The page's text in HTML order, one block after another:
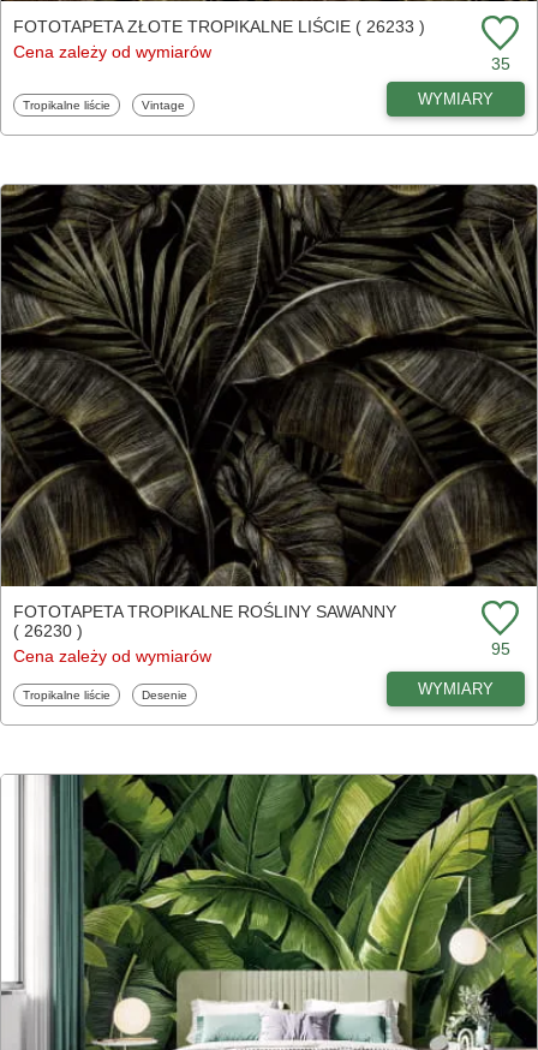
FOTOTAPETA ZŁOTE TROPIKALNE LIŚCIE ( 26233 )
Cena zależy od wymiarów
35
Fototapety
Tropikalne liście Fototapety
Vintage WYMIARY
FOTOTAPETA TROPIKALNE ROŚLINY SAWANNY
( 26230 )
Cena zależy od wymiarów
95
Fototapety
Tropikalne liście Fototapety
Desenie WYMIARY